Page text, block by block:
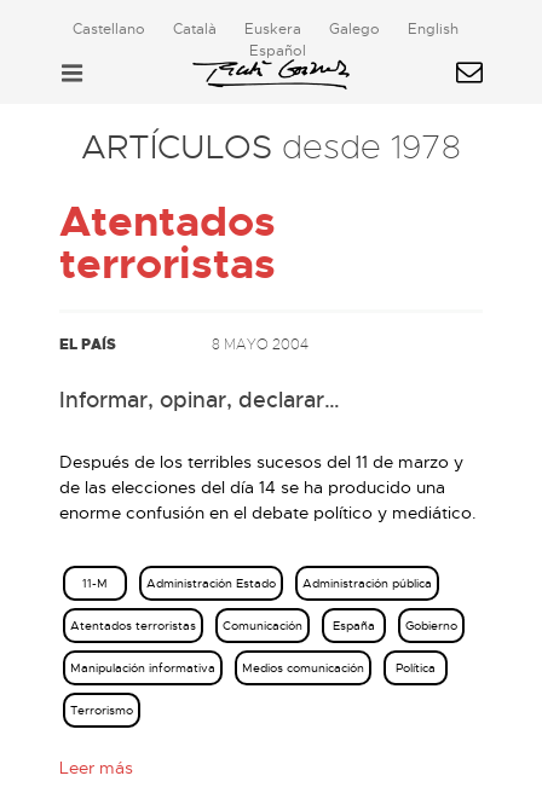
Castellano Català Euskera Galego
English
Español
ARTÍCULOS desde 1978
Atentados
terroristas
EL PAÍS 8 MAYO 2004
Informar, opinar, declarar…
Después de los terribles sucesos del 11 de marzo y
de las elecciones del día 14 se ha producido una
enorme confusión en el debate político y mediático.
11-M Administración Estado Administración pública
Atentados terroristas Comunicación España Gobierno
Manipulación informativa Medios comunicación Política
Terrorismo
Leer más